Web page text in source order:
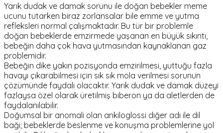
Yarık dudak ve damak sorunu ile doğan bebekler meme
ucunu tutarken biraz zorlansalar bile emme ve yutma
refleksleri normal çalışmaktadır. Bu tür bir problemle
doğan bebeklerde emzirmede yaşanan en büyük sıkıntı,
bebeğin daha çok hava yutmasından kaynaklanan gaz
problemidir.
Bebeğin dike yakın pozisyonda emzirilmesi, yuttuğu fazla
havayı çıkarabilmesi için sık sık mola verilmesi sorunun
çözümünde faydalı olacaktır. Yarık dudak ve damak düzeyi
fazlaysa özel olarak üretilmiş biberon ya da aletlerden de
faydalanılabilir.
Doğumsal bir anomali olan ankiloglossi diğer adı ile dil
bağı; bebeklerde beslenme ve konuşma problemlerine yol